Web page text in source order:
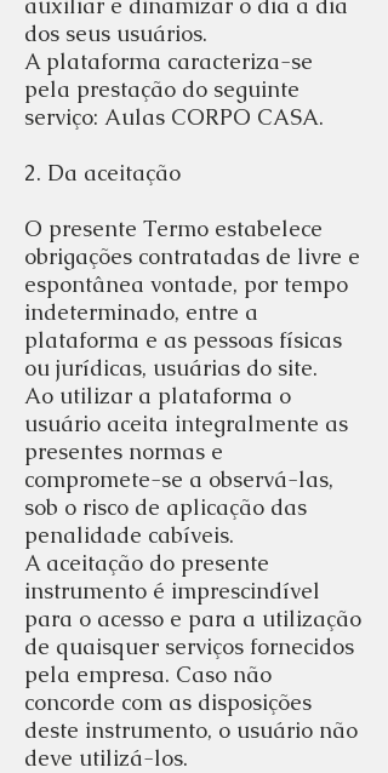
dos seus usuários.
A plataforma caracteriza-se
pela prestação do seguinte
serviço: Aulas CORPO CASA.
2. Da aceitação
O presente Termo estabelece
obrigações contratadas de livre e
espontânea vontade, por tempo
indeterminado, entre a
plataforma e as pessoas físicas
ou jurídicas, usuárias do site.
Ao utilizar a plataforma o
usuário aceita integralmente as
presentes normas e
compromete-se a observá-las,
sob o risco de aplicação das
penalidade cabíveis.
A aceitação do presente
instrumento é imprescindível
para o acesso e para a utilização
de quaisquer serviços fornecidos
pela empresa. Caso não
concorde com as disposições
deste instrumento, o usuário não
deve utilizá-los.